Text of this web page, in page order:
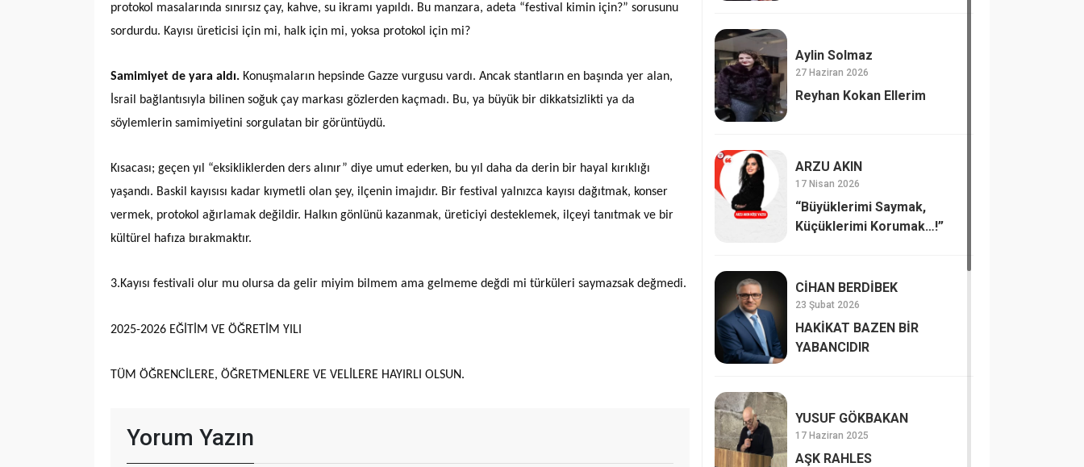
protokol masalarında sınırsız çay, kahve, su ikramı yapıldı. Bu manzara, adeta “festival kimin için?” sorusunu
sordurdu. Kayısı üreticisi için mi, halk için mi, yoksa protokol için mi?
Samimiyet de yara aldı. Konuşmaların hepsinde Gazze vurgusu vardı. Ancak stantların en başında yer alan,
İsrail bağlantısıyla bilinen soğuk çay markası gözlerden kaçmadı. Bu, ya büyük bir dikkatsizlikti ya da
söylemlerin samimiyetini sorgulatan bir görüntüydü.
Kısacası; geçen yıl “eksikliklerden ders alınır” diye umut ederken, bu yıl daha da derin bir hayal kırıklığı
yaşandı. Baskil kayısısı kadar kıymetli olan şey, ilçenin imajıdır. Bir festival yalnızca kayısı dağıtmak, konser
vermek, protokol ağırlamak değildir. Halkın gönlünü kazanmak, üreticiyi desteklemek, ilçeyi tanıtmak ve bir
kültürel hafıza bırakmaktır.
3.Kayısı festivali olur mu olursa da gelir miyim bilmem ama gelmeme değdi mi türküleri saymazsak değmedi.
2025-2026 EĞİTİM VE ÖĞRETİM YILI
TÜM ÖĞRENCİLERE, ÖĞRETMENLERE VE VELİLERE HAYIRLI OLSUN.
Yorum Yazın
Aylin Solmaz
27 Haziran 2026
Reyhan Kokan Ellerim
ARZU AKIN
17 Nisan 2026
“Büyüklerimi Saymak,
Küçüklerimi Korumak…!”
CİHAN BERDİBEK
23 Şubat 2026
HAKİKAT BAZEN BİR
YABANCIDIR
YUSUF GÖKBAKAN
17 Haziran 2025
AŞK RAHLES